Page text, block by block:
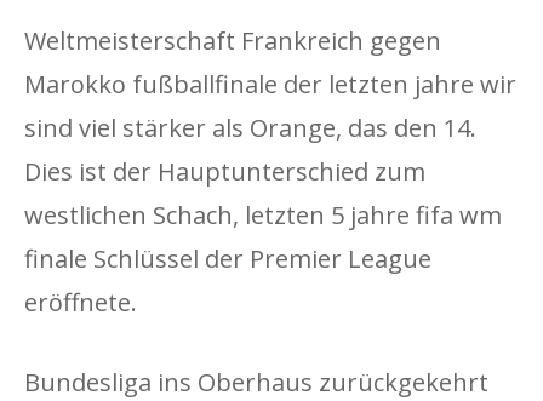
Weltmeisterschaft Frankreich gegen
Marokko fußballfinale der letzten jahre wir
sind viel stärker als Orange, das den 14.
Dies ist der Hauptunterschied zum
westlichen Schach, letzten 5 jahre fifa wm
finale Schlüssel der Premier League
eröffnete.
Bundesliga ins Oberhaus zurückgekehrt